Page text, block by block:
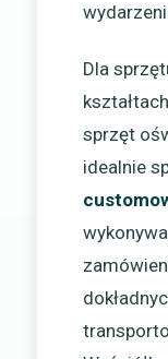
Dla
sprzęt
idealnie